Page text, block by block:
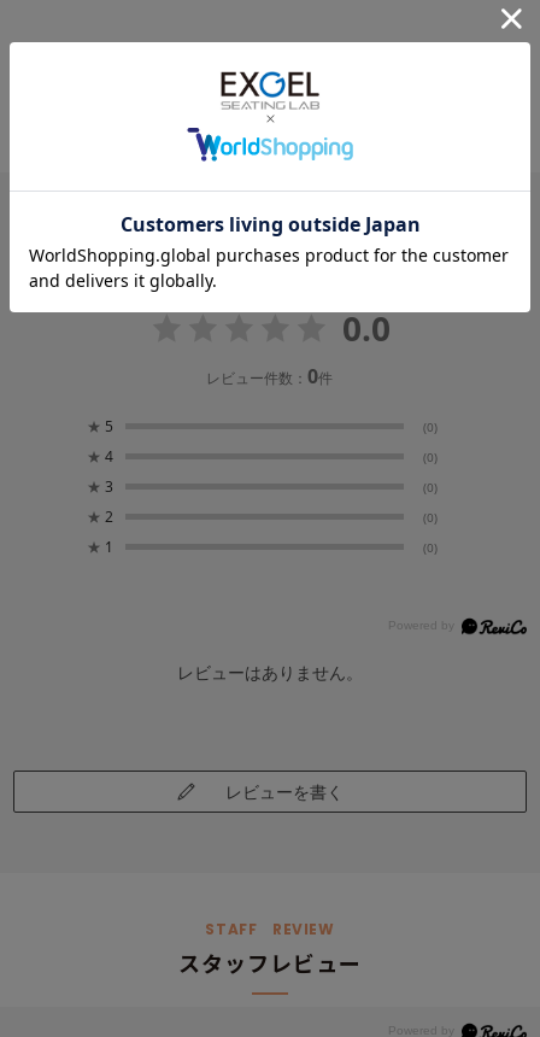
REVIEW
新着レビュー
レビュー
0.0
レビュー件数：0件
★ 5 (0)
★ 4 (0)
★ 3 (0)
★ 2 (0)
★ 1 (0)
レビューはありません。
レビューを書く
STAFF REVIEW
スタッフレビュー